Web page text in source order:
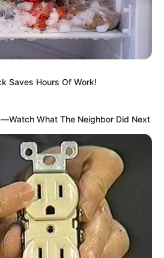
Saves Hours Of Work!
What The Neighbor Did Next